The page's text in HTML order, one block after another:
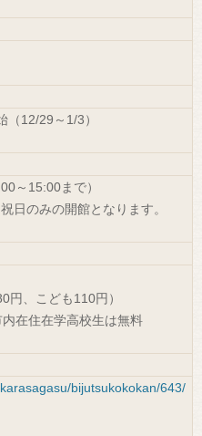
12/29～1/3）
～15:00まで）
日のみの開館となります。
、こども110円）
在住在学高校生は無料
bijutsukokokan/643/